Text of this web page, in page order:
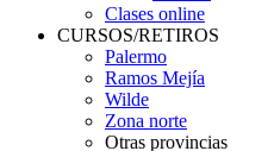
Clases online
CURSOS/RETIROS
Palermo
Ramos Mejía
Wilde
Zona norte
Otras provincias